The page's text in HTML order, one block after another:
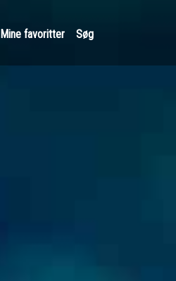
Mine favoritter Søg